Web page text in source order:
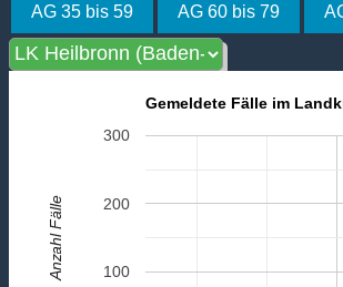
AG 35 bis 59 AG 60 bis 79
Gemeldete Fälle im
100
200
300
Anzahl Fälle